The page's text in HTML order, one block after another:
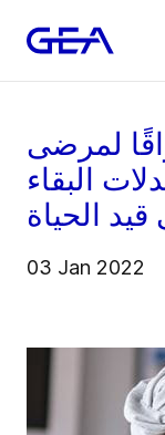
لمرضى
البقاء
الحياة
03 Jan 2022